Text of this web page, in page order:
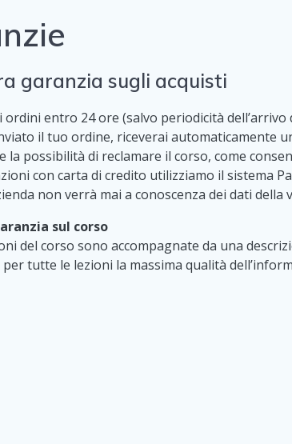
garanzia sugli acquisti
ordini entro 24 ore (salvo periodicità dell’arrivo
il tuo ordine, riceverai automaticamente
la possibilità di reclamare il corso, come
con carta di credito utilizziamo il sistema
non verrà mai a conoscenza dei dati della
sul corso
del corso sono accompagnate da una
tutte le lezioni la massima qualità